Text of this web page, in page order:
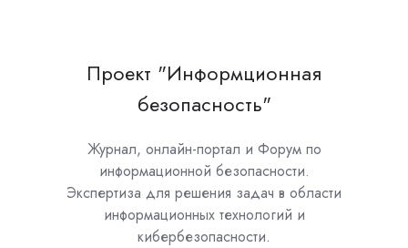
Проект "Информционная
безопасность"
Журнал, онлайн-портал и Форум по
информационной безопасности.
Экспертиза для решения задач в области
информационных технологий и
кибербезопасности.